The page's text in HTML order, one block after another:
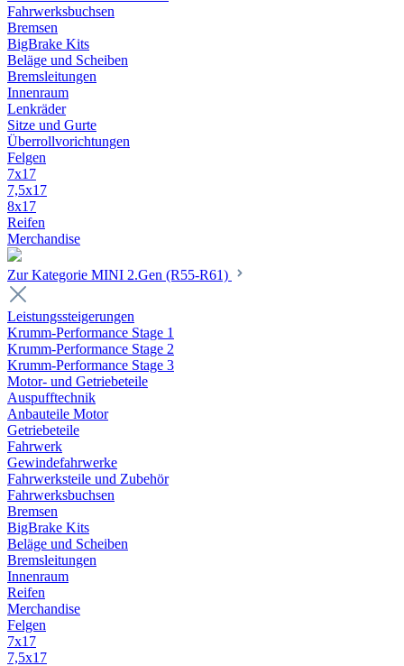
Fahrwerksbuchsen
Bremsen
BigBrake Kits
Beläge und Scheiben
Bremsleitungen
Innenraum
Lenkräder
Sitze und Gurte
Überrollvorichtungen
Felgen
7x17
7,5x17
8x17
Reifen
Merchandise
Zur Kategorie MINI 2.Gen (R55-R61)
Leistungssteigerungen
Krumm-Performance Stage 1
Krumm-Performance Stage 2
Krumm-Performance Stage 3
Motor- und Getriebeteile
Auspufftechnik
Anbauteile Motor
Getriebeteile
Fahrwerk
Gewindefahrwerke
Fahrwerksteile und Zubehör
Fahrwerksbuchsen
Bremsen
BigBrake Kits
Beläge und Scheiben
Bremsleitungen
Innenraum
Reifen
Merchandise
Felgen
7x17
7,5x17